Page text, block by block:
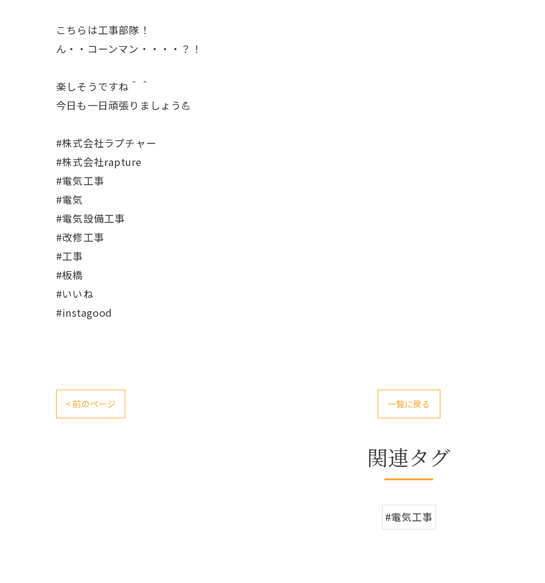
こちらは工事部隊！
ん・・コーンマン・・・・？！
楽しそうですね＾＾
今日も一日頑張りましょう💪
#株式会社ラプチャー
#株式会社rapture
#電気工事
#電気
#電気設備工事
#改修工事
#工事
#板橋
#いいね
#instagood
< 前のページ 一覧に戻る
関連タグ
#電気工事